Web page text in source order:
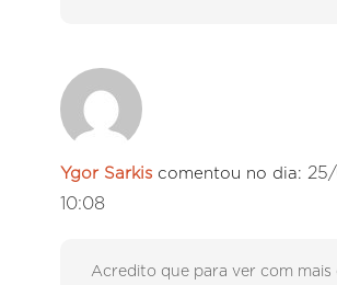
Ygor Sarkis comentou no dia:
10:08
Acredito que para ver com mais